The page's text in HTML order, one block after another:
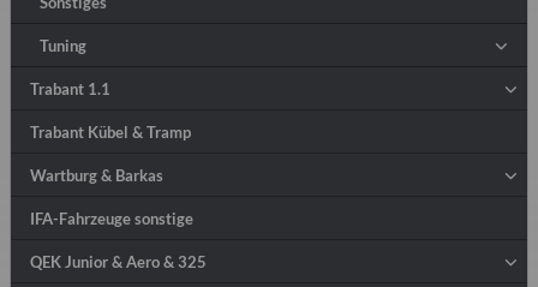
Tuning
Trabant 1.1
Trabant Kübel & Tramp
Wartburg & Barkas
IFA-Fahrzeuge sonstige
QEK Junior & Aero & 325